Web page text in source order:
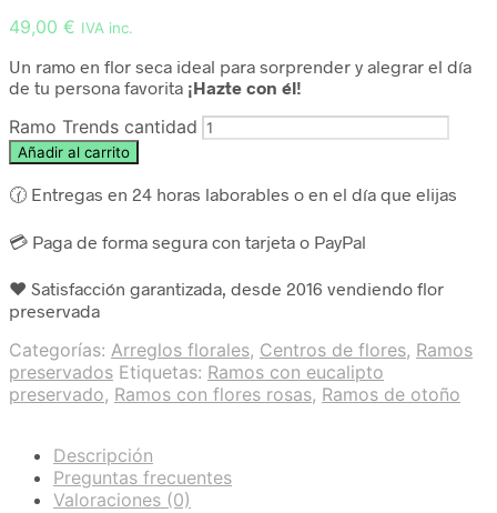
49,00 € IVA inc.
Un ramo en flor seca ideal para sorprender y alegrar el día
de tu persona favorita ¡Hazte con él!
Ramo Trends cantidad
Añadir al carrito
🕜 Entregas en 24 horas laborables o en el día que elijas
💳 Paga de forma segura con tarjeta o PayPal
❤️ Satisfacción garantizada, desde 2016 vendiendo flor
preservada
Categorías: Arreglos florales, Centros de flores, Ramos
preservados Etiquetas: Ramos con eucalipto
preservado, Ramos con flores rosas, Ramos de otoño
Descripción
Preguntas frecuentes
Valoraciones (0)